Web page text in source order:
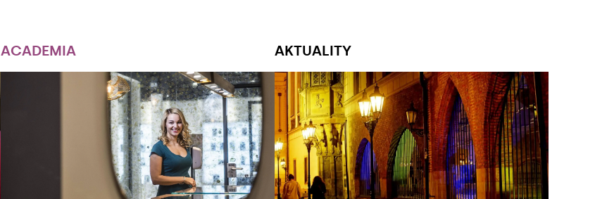
ACADEMIA AKTUALITY